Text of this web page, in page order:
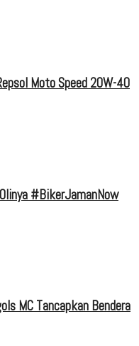
Moto Speed 20W-40
#BikerJamanNow
MC Tancapkan Bendera